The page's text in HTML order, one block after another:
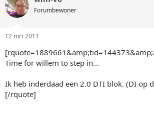
Forumbewoner
12 mrt 2011
Time for willem to step in...
Ik heb inderdaad een 2.0 DTI blok. (DI op
[/rquote]